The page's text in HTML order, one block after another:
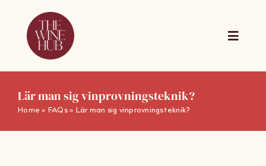
content
Toggle
Lär man sig vinprovningsteknik?
Home » FAQs» Lär man sig vinprovningsteknik?